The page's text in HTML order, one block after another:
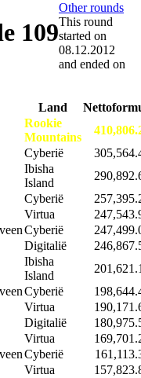
109
Other rounds
This round
started on
08.12.2012
and ended on
Land
Rookie
Mountains
Cyberië
Ibisha
Island
Cyberië
Virtua
Cyberië
Digitalië
Ibisha
Island
Cyberië
Virtua
Digitalië
Virtua
Cyberië
Virtua